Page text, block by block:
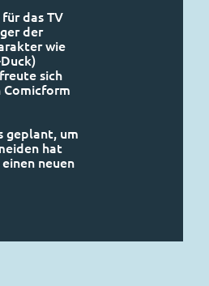
das TV
der
wie
sich
geplant, um
hat
neuen